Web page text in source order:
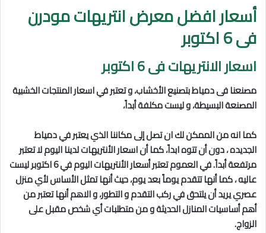
أسعار افضل معرض انتريهات مودرن
فى 6 اكتوبر
اسعار الانتريهات فى 6 اكتوبر
مصنعنا فى دمياط بتصنيع الأخشاب، و تعتبر في اسعار المنتجات الخشبية
المصنعة البسيطة، و ليست مكلفة أبداً،
كما انه من الممكن لك ان تصل إلى مكاننا الذي يعتبر في دمياط
الجديده ، دون أن تتوه ابداً، كما أن اسعار الأنتريهات لدينا اليوم لا تعتبر
مرتفعة أبداً. في العموم تعتبر أسعار الأنتريهات اليوم في 6 اكتوبر
ليست
عاليه ، كما أنها تتقدم يوماً بعد يوم، حيث أنها تمثل الأساس لأي منزل
عصري يريد أن يلتحق في ركب التقدم و التطور، و الاهم أنها تعتبر من
أهم أساسيات المنازل الحديثة و من متطلبات أي شخص مقبل على
الزواج.